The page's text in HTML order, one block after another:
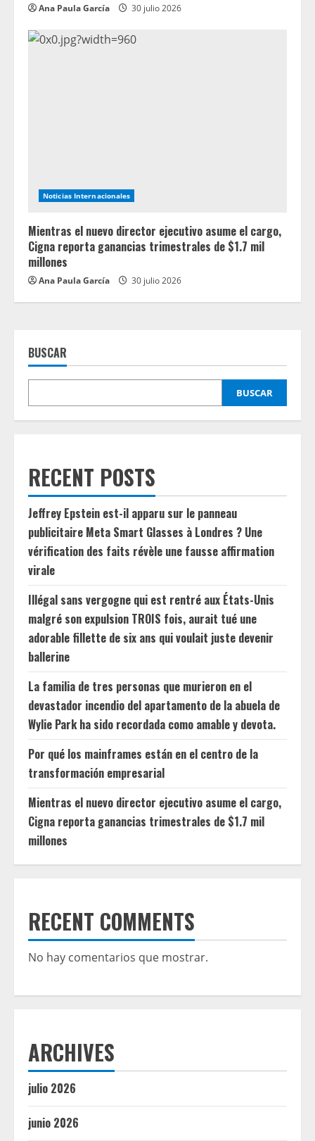
Ana Paula García 30 julio 2026
Noticias Internacionales
Mientras el nuevo director ejecutivo asume el cargo,
Cigna reporta ganancias trimestrales de $1.7 mil
millones
Ana Paula García 30 julio 2026
BUSCAR
BUSCAR
RECENT POSTS
Jeffrey Epstein est-il apparu sur le panneau
publicitaire Meta Smart Glasses à Londres ? Une
vérification des faits révèle une fausse affirmation
virale
Illégal sans vergogne qui est rentré aux États-Unis
malgré son expulsion TROIS fois, aurait tué une
adorable fillette de six ans qui voulait juste devenir
ballerine
La familia de tres personas que murieron en el
devastador incendio del apartamento de la abuela de
Wylie Park ha sido recordada como amable y devota.
Por qué los mainframes están en el centro de la
transformación empresarial
Mientras el nuevo director ejecutivo asume el cargo,
Cigna reporta ganancias trimestrales de $1.7 mil
millones
RECENT COMMENTS
No hay comentarios que mostrar.
ARCHIVES
julio 2026
junio 2026